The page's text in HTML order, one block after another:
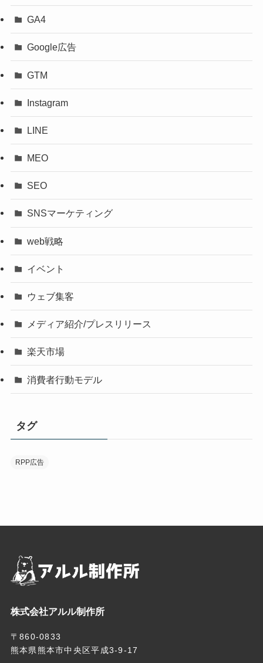
GA4
Google広告
GTM
Instagram
LINE
MEO
SEO
SNSマーケティング
web戦略
イベント
ウェブ集客
メディア紹介/プレスリリース
楽天市場
消費者行動モデル
タグ
RPP広告
株式会社アルル制作所
〒860-0833
熊本県熊本市中央区平成3-9-17